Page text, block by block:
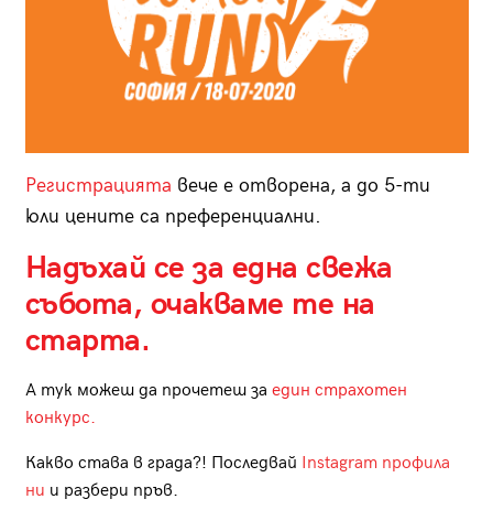
Регистрацията вече е отворена, а до 5-ти
юли цените са преференциални.
Надъхай се за една свежа
събота, очакваме те на
старта.
А тук можеш да прочетеш за един страхотен
конкурс.
Какво става в града?! Последвай Instagram профила
ни и разбери пръв.